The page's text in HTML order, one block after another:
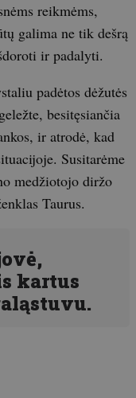
reikmėms,
galima ne tik dešrą
ir padalyti.
padėtos dėžutės
besitęsiančia
ir atrodė, kad
Susitarėme
medžiotojo diržo
Taurus.
kartus